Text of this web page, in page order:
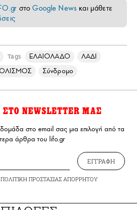
στοGoogle News και μάθετε
Tags ΕΛΑΙΟΛΑΔΟ
ΛΑΔΙ
Σύνδρομο
NEWSLETTER ΜΑΣ
στο email σας μια επιλογή από τα
άρθρα του lifo.gr
ΕΓΓΡΑΦΗ
ΠΟΛΙΤΙΚΗ ΠΡΟΣΤΑΣΙΑΣ ΑΠΟΡΡΗΤΟΥ